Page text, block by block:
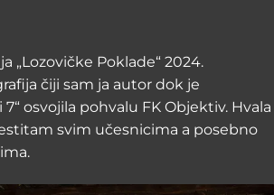
„Lozovičke Poklade“ 2024.
čiji sam ja autor dok je
osvojila pohvalu FK Objektiv. Hvala
svim učesnicima a posebno